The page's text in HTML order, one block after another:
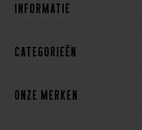
Informatie
Categorieën
Onze merken